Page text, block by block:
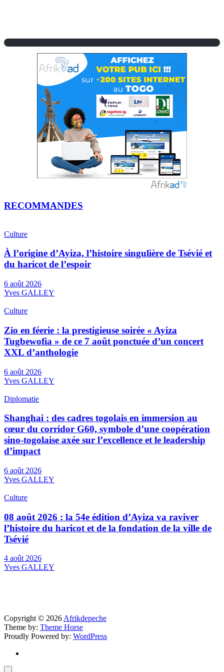
RECOMMANDES
Culture
À l’origine d’Ayiza, l’histoire singulière de Tsévié et
du haricot de l’espoir
6 août 2026
Yves GALLEY
Culture
Zio en féerie : la prestigieuse soirée « Ayiza
Tugbewofia » de ce 7 août ponctuée d’un concert
XXL d’anthologie
6 août 2026
Yves GALLEY
Diplomatie
Shanghai : des cadres togolais en immersion au
cœur du corridor G60, symbole d’une coopération
sino-togolaise axée sur l’excellence et le leadership
d’impact
6 août 2026
Yves GALLEY
Culture
08 août 2026 : la 54e édition d’Ayiza va raviver
l’histoire du haricot et de la fondation de la ville de
Tsévié
4 août 2026
Yves GALLEY
Copyright © 2026Afrikdepeche
Theme by: Theme Horse
Proudly Powered by: WordPress